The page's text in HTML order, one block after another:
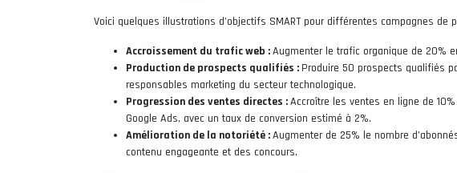
Voici quelques illustrations d’objectifs SMART pour différentes campagnes de
Accroissement du trafic web :Augmenter le trafic organique de 20%
Production de prospects qualifiés : Produire 50 prospects qualifiés
responsables marketing du secteur technologique.
Progression des ventes directes :Accroître les ventes en ligne de
Google Ads, avec un taux de conversion estimé à 2%.
Amélioration de la notoriété :Augmenter de 25% le nombre
contenu engageante et des concours.